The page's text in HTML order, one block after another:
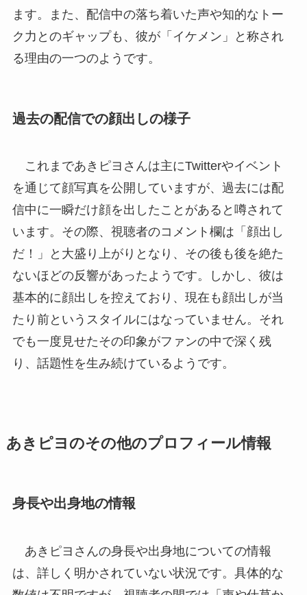
ます。また、配信中の落ち着いた声や知的なトー
ク力とのギャップも、彼が「イケメン」と称され
る理由の一つのようです。
過去の配信での顔出しの様子
これまであきピヨさんは主にTwitterやイベント
を通じて顔写真を公開していますが、過去には配
信中に一瞬だけ顔を出したことがあると噂されて
います。その際、視聴者のコメント欄は「顔出し
だ！」と大盛り上がりとなり、その後も後を絶た
ないほどの反響があったようです。しかし、彼は
基本的に顔出しを控えており、現在も顔出しが当
たり前というスタイルにはなっていません。それ
でも一度見せたその印象がファンの中で深く残
り、話題性を生み続けているようです。
あきピヨのその他のプロフィール情報
身長や出身地の情報
あきピヨさんの身長や出身地についての情報
は、詳しく明かされていない状況です。具体的な